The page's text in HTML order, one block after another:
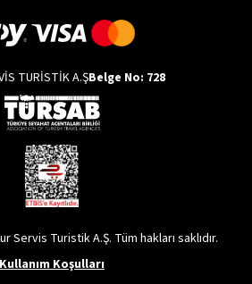
TURİSTİK A.ŞBelge No: 728
Turistik A.Ş. Tüm hakları saklıdır.
Kullanım Koşulları